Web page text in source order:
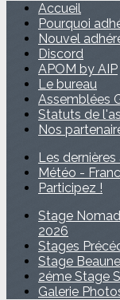
Accueil
Pourquoi
Nouvel
Discord
APOM by AIP
Le bureau
Assemblées
Statuts de
Nos
Les
Météo -
Participez !
Stage
2026
Stages
Stage
2éme Stage
Galerie